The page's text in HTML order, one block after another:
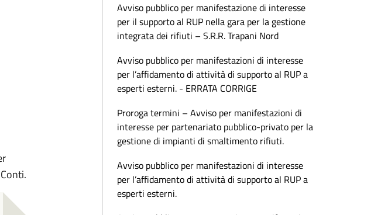
Avviso pubblico per manifestazione di interesse
per il supporto al RUP nella gara per la gestione
integrata dei rifiuti – S.R.R. Trapani Nord
Avviso pubblico per manifestazioni di interesse
per l’affidamento di attività di supporto al RUP a
esperti esterni. - ERRATA CORRIGE
Proroga termini – Avviso per manifestazioni di
interesse per partenariato pubblico-privato per la
gestione di impianti di smaltimento rifiuti.
Avviso pubblico per manifestazioni di interesse
per l’affidamento di attività di supporto al RUP a
esperti esterni.